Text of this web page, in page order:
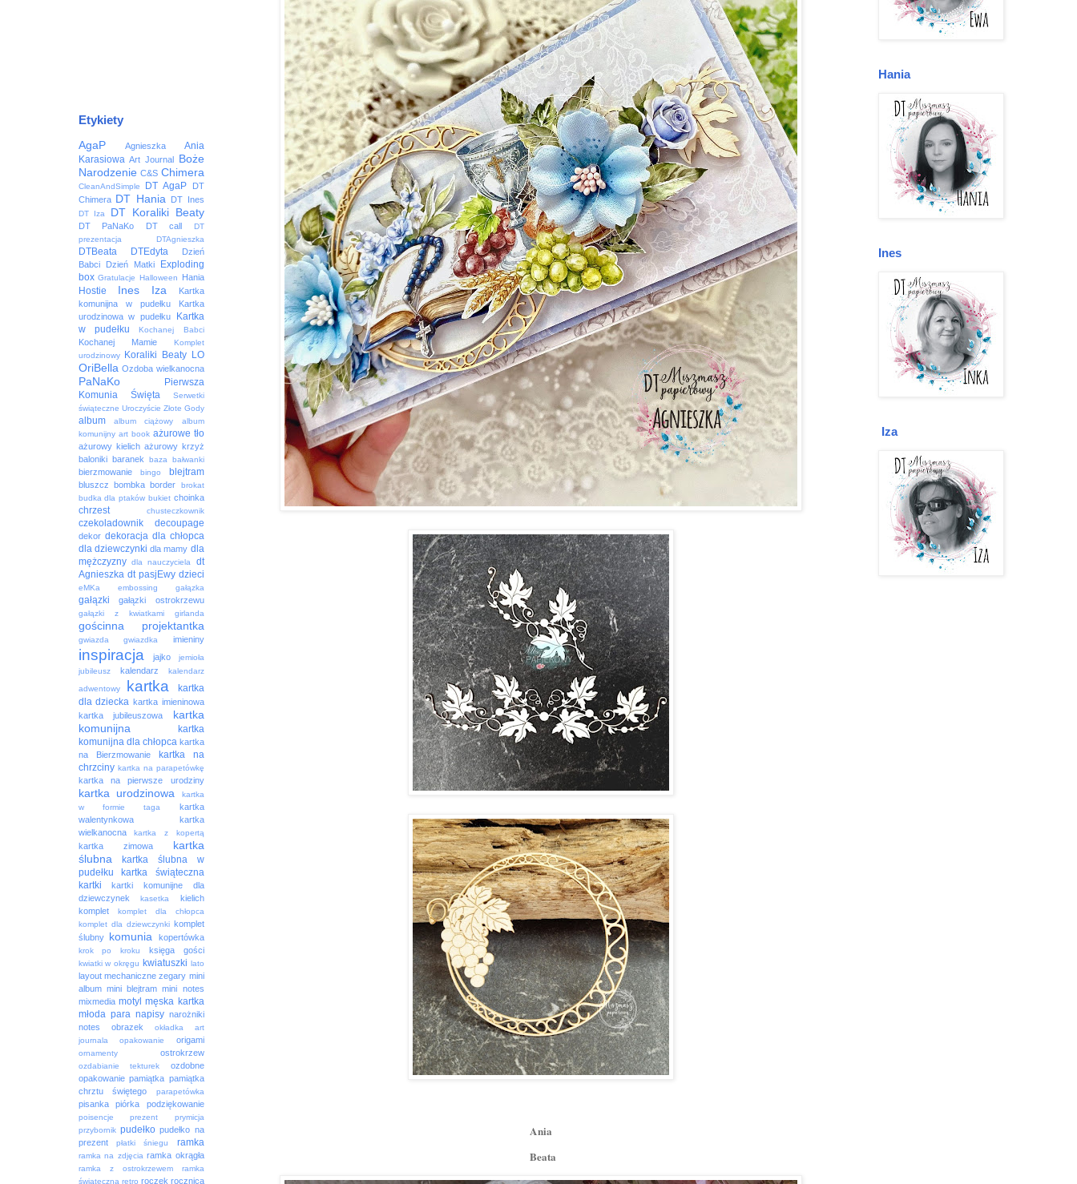
Ania
Beata
Etykiety
AgaP Agnieszka
Ania
Karasiowa Art Journal
Boże
Narodzenie C&S Chimera
CleanAndSimple DT AgaP
DT
Chimera DT Hania DT Ines
DT Iza DT Koraliki Beaty
DT PaNaKo DT call
DT
prezentacja
DTAgnieszka
DTBeata DTEdyta
Dzień
Babci
Dzień Matki
Exploding
box Gratulacje Halloween Hania
Hostie Ines Iza
Kartka
komunijna w pudełku
Kartka
urodzinowa w pudełku
Kartka
w pudełku
Kochanej Babci
Kochanej Mamie
Komplet
urodzinowy
Koraliki Beaty LO
OriBella Ozdoba wielkanocna
PaNaKo
Pierwsza
Komunia Święta
Serwetki
świąteczne Uroczyście Złote Gody
album album ciążowy
album
komunijny art book ażurowe tło
ażurowy kielich ażurowy krzyż
baloniki
baranek baza bałwanki
bierzmowanie bingo blejtram
bluszcz bombka border
brokat
budka dla ptaków bukiet choinka
chrzest chusteczkownik
czekoladownik decoupage
dekor dekoracja dla chłopca
dla dziewczynki dla mamy dla
mężczyzny dla nauczyciela
dt
Agnieszka dt pasjEwy dzieci
eMKa embossing gałązka
gałązki gałązki ostrokrzewu
gałązki z kwiatkami girlanda
gościnna projektantka
gwiazda gwiazdka imieniny
inspiracja jajko
jemioła
jubileusz
kalendarz
kalendarz
adwentowy
kartka
kartka
dla dziecka kartka imieninowa
kartka jubileuszowa
kartka
komunijna
kartka
komunijna dla chłopca kartka
na Bierzmowanie
kartka na
chrzciny kartka na parapetówkę
kartka na pierwsze urodziny
kartka urodzinowa
kartka
w formie taga
kartka
walentynkowa
kartka
wielkanocna
kartka z kopertą
kartka zimowa
kartka
ślubna
kartka ślubna w
pudełku
kartka świąteczna
kartki
kartki komunijne dla
dziewczynek
kasetka
kielich
komplet
komplet dla chłopca
komplet dla dziewczynki komplet
ślubny
komunia kopertówka
krok po kroku księga gości
kwiatki w okręgu kwiatuszki lato
layout mechaniczne zegary mini
album mini blejtram mini notes
mixmedia motyl męska kartka
młoda para napisy narożniki
notes
obrazek
okładka art
journala
opakowanie origami
ornamenty ostrokrzew
ozdabianie tekturek
ozdobne
opakowanie pamiątka pamiątka
chrztu świętego
parapetówka
pisanka piórka podziękowanie
poisencje prezent
prymicja
przybornik pudełko pudełko na
prezent
płatki śniegu ramka
ramka na zdjęcia ramka okrągła
ramka z ostrokrzewem
ramka
świąteczna retro roczek rocznica
Hania
Ines
Iza